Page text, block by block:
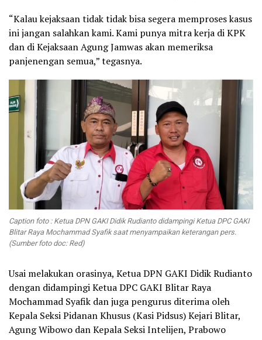
“Kalau kejaksaan tidak tidak bisa segera memproses kasus
ini jangan salahkan kami. Kami punya mitra kerja di KPK
dan di Kejaksaan Agung Jamwas akan memeriksa
panjenengan semua,” tegasnya.
Caption foto : Ketua DPN GAKI Didik Rudianto didampingi Ketua DPC GAKI
Blitar Raya Mochammad Syafik saat menyampaikan keterangan pers.
(Sumber foto doc: Red)
Usai melakukan orasinya, Ketua DPN GAKI Didik Rudianto
dengan didampingi Ketua DPC GAKI Blitar Raya
Mochammad Syafik dan juga pengurus diterima oleh
Kepala Seksi Pidanan Khusus (Kasi Pidsus) Kejari Blitar,
Agung Wibowo dan Kepala Seksi Intelijen, Prabowo